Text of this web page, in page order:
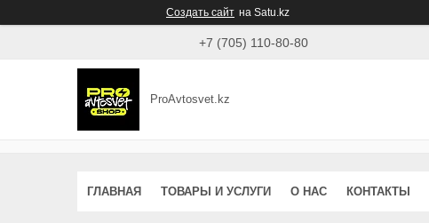
Создать сайт на Satu.kz
+7 (705) 110-80-80
ProAvtosvet.kz
ГЛАВНАЯ ТОВАРЫ И УСЛУГИ О НАС КОНТАКТЫ